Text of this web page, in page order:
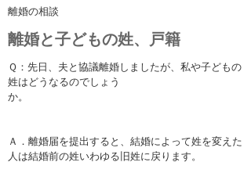
アクセス
弁護士費用
くらしの法律シリーズ
事務所だより
困ったときの法律知識
採用情報
離婚の相談
離婚と子どもの姓、戸籍
Ｑ：先日、夫と協議離婚しましたが、私や子どもの
姓はどうなるのでしょう
か。
Ａ．離婚届を提出すると、結婚によって姓を変えた
人は結婚前の姓いわゆる旧姓に戻ります。